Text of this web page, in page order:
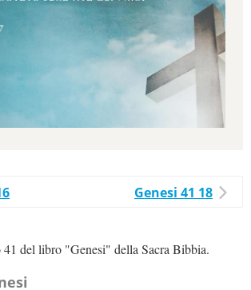
Genesi 41 18
del libro "Genesi" della Sacra Bibbia.